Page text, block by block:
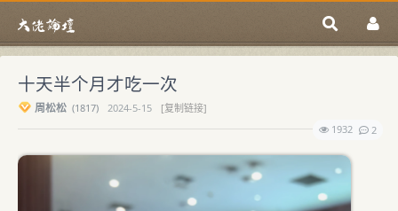
十天半个月才吃一次
周松松 (1817) 2024-5-15
[复制链接]
1932
2